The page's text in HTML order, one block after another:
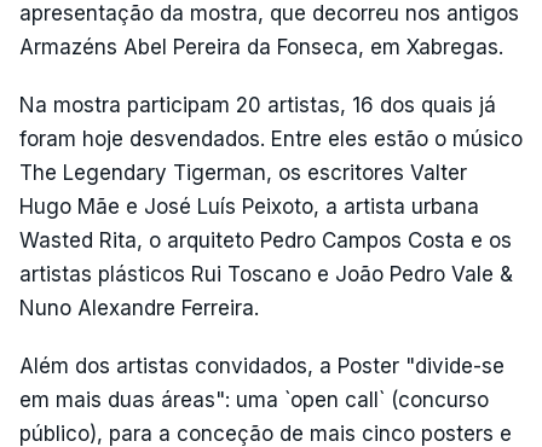
apresentação da mostra, que decorreu nos antigos
Armazéns Abel Pereira da Fonseca, em Xabregas.
Na mostra participam 20 artistas, 16 dos quais já
foram hoje desvendados. Entre eles estão o músico
The Legendary Tigerman, os escritores Valter
Hugo Mãe e José Luís Peixoto, a artista urbana
Wasted Rita, o arquiteto Pedro Campos Costa e os
artistas plásticos Rui Toscano e João Pedro Vale &
Nuno Alexandre Ferreira.
Além dos artistas convidados, a Poster "divide-se
em mais duas áreas": uma `open call` (concurso
público), para a conceção de mais cinco posters e